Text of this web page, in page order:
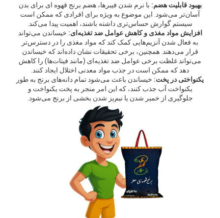
بهبود قابلیت هضم: با نرم شدن فیبرها، هضم برنج قهوه ای برای بدن
آسان‌تر می‌شود. این موضوع به ویژه برای افرادی که ممکن است
سیستم گوارش حساس‌تری داشته باشند، اهمیت پیدا می‌کند.
افزایش مواد مغذی و کاهش عوامل ضد تغذیه‌ای: خیساندن می‌تواند
به فعال شدن آنزیم‌هایی کمک کند که مواد مغذی را در دسترس‌تر
قرار می‌دهند. همچنین، برخی تحقیقات نشان داده‌اند که خیساندن
می‌تواند غلظت برخی عوامل ضد تغذیه‌ای (مانند فیتات‌ها) را کاهش
دهد که ممکن است در جذب مواد معدنی اختلال ایجاد کنند.
یکنواختی در پخت: خیساندن باعث می‌شود تمام دانه‌های برنج به طور
یکنواخت آب جذب کنند، که این امر منجر به پخت یکنواخت و
جلوگیری از خمیر شدن یا نیم‌پز شدن بخشی از برنج می‌شود.